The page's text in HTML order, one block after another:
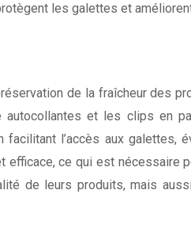
les galettes et
de la fraîcheur des
et les clips en
l’accès aux galettes,
ce qui est nécessaire
de leurs produits, mais